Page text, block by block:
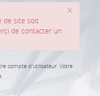
×
de site soit
de contacter un
compte d'utilisateur. Votre